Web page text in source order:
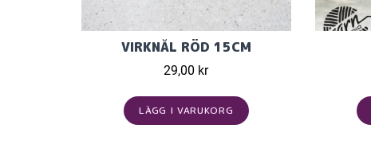
VIRKNÅL RÖD 15CM
29,00 kr
LÄGG I VARUKORG